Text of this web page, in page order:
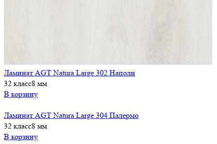
Ламинат AGT Natura Large 302 Наполи
32 класс8 мм
В корзину
Ламинат AGT Natura Large 304 Палермо
32 класс8 мм
В корзину